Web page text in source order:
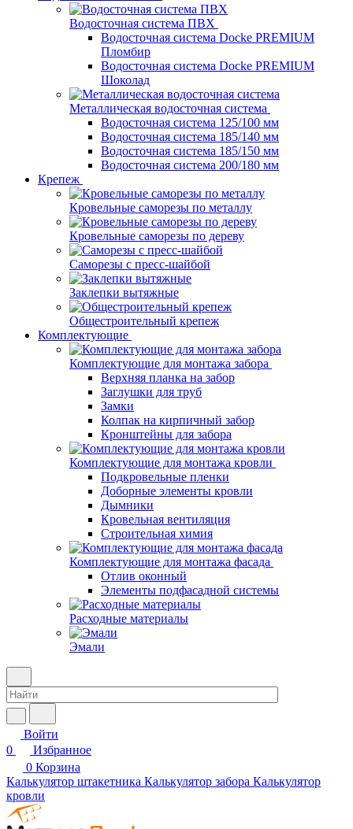
Водосточная система ПВХ
Водосточная система Docke PREMIUM
Пломбир
Водосточная система Docke PREMIUM
Шоколад
Металлическая водосточная система
Водосточная система 125/100 мм
Водосточная система 185/140 мм
Водосточная система 185/150 мм
Водосточная система 200/180 мм
Крепеж
Кровельные саморезы по металлу
Кровельные саморезы по дереву
Саморезы с пресс-шайбой
Заклепки вытяжные
Общестроительный крепеж
Комплектующие
Комплектующие для монтажа забора
Верхняя планка на забор
Заглушки для труб
Замки
Колпак на кирпичный забор
Кронштейны для забора
Комплектующие для монтажа кровли
Подкровельные пленки
Доборные элементы кровли
Дымники
Кровельная вентиляция
Строительная химия
Комплектующие для монтажа фасада
Отлив оконный
Элементы подфасадной системы
Расходные материалы
Эмали
Войти
0
Избранное
0 Корзина
Калькулятор штакетника Калькулятор забора Калькулятор
кровли